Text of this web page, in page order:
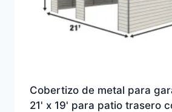
Cobertizo de metal para
21' x 19' para patio trasero